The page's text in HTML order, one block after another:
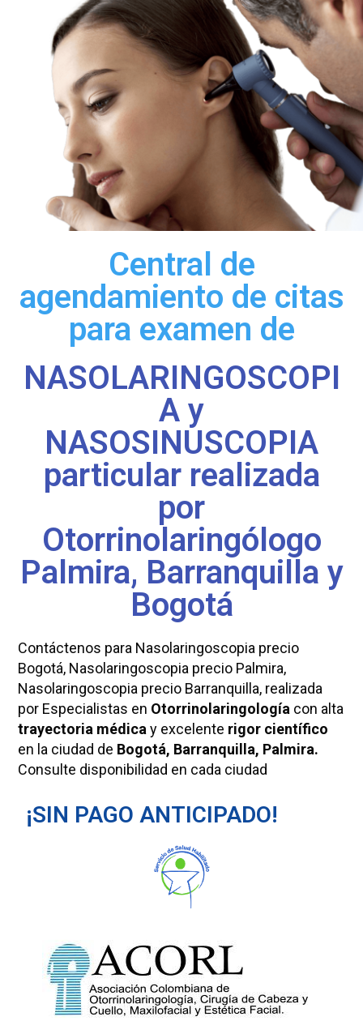
Central de
agendamiento de citas
para examen de
NASOLARINGOSCOPI
A y
NASOSINUSCOPIA
particular realizada
por
Otorrinolaringólogo
Palmira, Barranquilla y
Bogotá
Contáctenos para Nasolaringoscopia precio
Bogotá, Nasolaringoscopia precio Palmira,
Nasolaringoscopia precio Barranquilla, realizada
por Especialistas en Otorrinolaringología con alta
trayectoria médica y excelente rigor científico
en la ciudad de Bogotá, Barranquilla, Palmira.
Consulte disponibilidad en cada ciudad
¡SIN PAGO ANTICIPADO!